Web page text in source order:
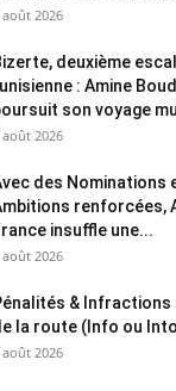
août 2026
deuxième
: Amine
son voyage
août 2026
des Nominations
renforcées,
insuffle une...
août 2026
& Infractions
la route (Info ou
août 2026